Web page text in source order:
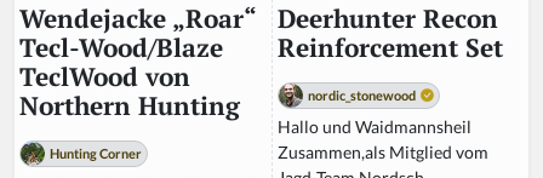
Wendejacke „Roar“
Tecl-Wood/Blaze
TeclWood von
Northern Hunting
Hunting Corner
Deerhunter Recon
Reinforcement Set
nordic_stonewood
Hallo und Waidmannsheil
Zusammen,als Mitglied vom